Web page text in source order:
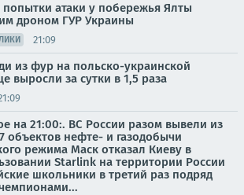
атаки у побережья Ялты
дроном ГУР Украины
21:09
из фур на польско-украинской
выросли за сутки в 1,5 раза
на 21:00:. ВС России разом вывели из
объектов нефте- и газодобычи
режима Маск отказал Киеву в
Starlink на территории России
школьники в третий раз подряд